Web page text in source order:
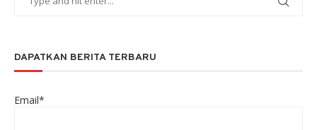
DAPATKAN BERITA TERBARU
Email*